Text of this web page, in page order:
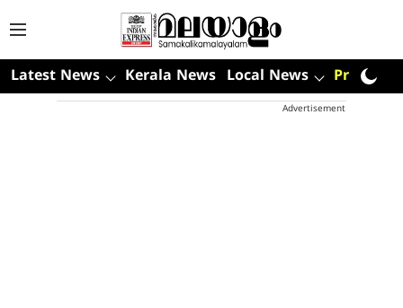
Latest News Kerala News Local News Premium
Advertisement